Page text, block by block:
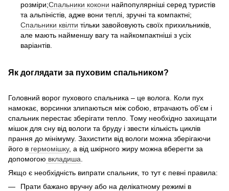
розміри;Спальники кокони найпопулярніші серед туристів
та альпіністів, адже вони теплі, зручні та компактні;
Спальники квілти тільки завойовують своїх прихильників,
але мають найменшу вагу та найкомпактніші з усіх
варіантів.
Як доглядати за пуховим спальником?
Головний ворог пухового спальника – це волога. Коли пух
намокає, ворсинки злипаються між собою, втрачають об’єм і
спальник перестає зберігати тепло. Тому необхідно захищати
мішок для сну від вологи та бруду і звести кількість циклів
прання до мінімуму. Захистити від вологи можна зберігаючи
його в гермомішку, а від шкірного жиру можна вберегти за
допомогою вкладиша
Якщо є необхідність випрати спальник, то тут є певні правила:
Прати бажано вручну або на делікатному режимі в